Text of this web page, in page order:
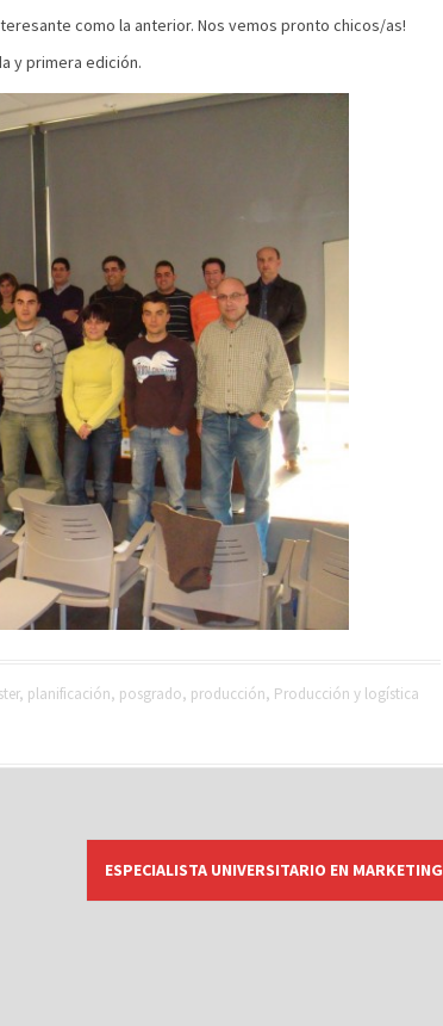
como la anterior. Nos vemos pronto chicos/as!
y primera edición.
, planificación, posgrado, producción, Producción y logística
ESPECIALISTA UNIVERSITARIO EN MARKETING